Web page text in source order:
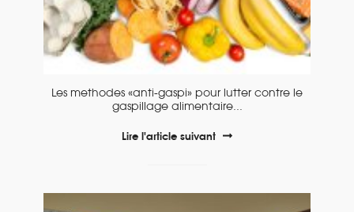
Les methodes «anti-gaspi» pour lutter contre le
gaspillage alimentaire...
Lire l'article suivant